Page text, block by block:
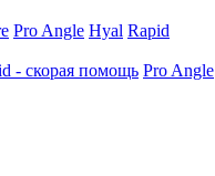
Pro Angle Hyal Rapid
- скорая помощь Pro Angle